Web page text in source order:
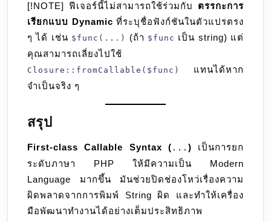
[!NOTE] ฟีเจอร์นี้ไม่สามารถใช้ร่วมกับ ตรรกะการ
เรียกแบบ Dynamic ที่ระบุชื่อฟังก์ชันในตัวแปรตรง
ๆ ได้ เช่น $func(...) (ถ้า $func เป็น string) แต่
คุณสามารถเลี่ยงไปใช้
Closure::fromCallable($func)
แทนได้หาก
จำเป็นจริง ๆ
สรุป
First-class Callable Syntax ( ... ) เป็นการยก
ระดับภาษา PHP ให้มีความเป็น Modern
Language มากขึ้น มันช่วยปิดช่องโหว่เรื่องความ
ผิดพลาดจากการพิมพ์ String ผิด และทำให้เครื่อง
มือพัฒนาทำงานได้อย่างเต็มประสิทธิภาพ